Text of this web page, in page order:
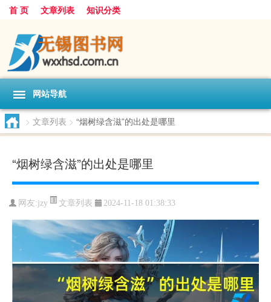
首 页 文章列表 知识分类
网站导航
> 文章列表 > “烟树绿含滋”的出处是哪里
“烟树绿含滋”的出处是哪里
网友:jzy 文章列表 2024-11-18 01:38:33